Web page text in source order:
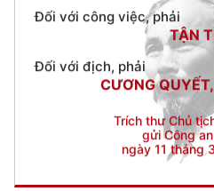
Đối với địch, phải
CƯƠNG QUYẾT,
Trích thư Chủ
gửi Công an
ngày 11 tháng